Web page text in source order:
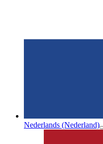
Nederlands (Nederland)